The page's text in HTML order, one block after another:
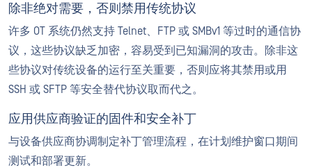
除非绝对需要，否则禁用传统协议
许多 OT 系统仍然支持 Telnet、FTP 或 SMBv1 等过时的通信协
议，这些协议缺乏加密，容易受到已知漏洞的攻击。除非这
些协议对传统设备的运行至关重要，否则应将其禁用或用
SSH 或 SFTP 等安全替代协议取而代之。
应用供应商验证的固件和安全补丁
与设备供应商协调制定补丁管理流程，在计划维护窗口期间
测试和部署更新。